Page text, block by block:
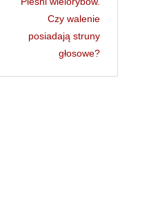
Czy walenie
posiadają struny
głosowe?